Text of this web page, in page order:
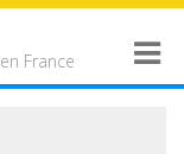
France